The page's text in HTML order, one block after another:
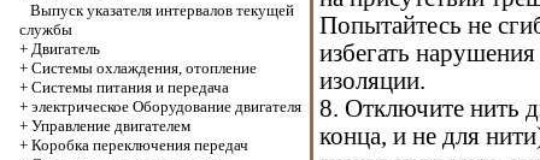
Выпуск указателя интервалов текущей
службы
+ Двигатель
+ Системы охлаждения, отопление
+ Системы питания и передача
+ электрическое Оборудование двигателя
+ Управление двигателем
+ Коробка переключения передач
Попытайтесь не
избегать
изоляции.
8. Отключите нить
конца, и не для